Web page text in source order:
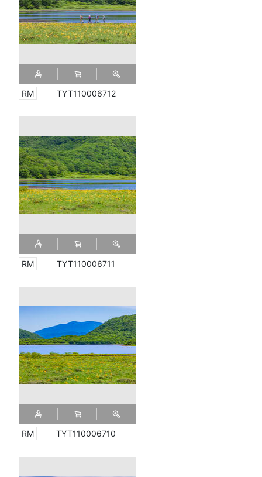
TYT110006712
TYT110006711
TYT110006710